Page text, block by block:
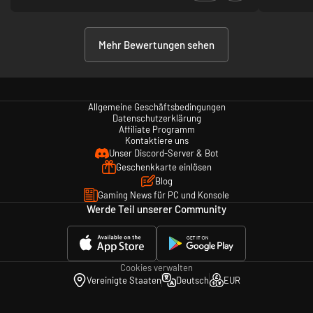
Mehr Bewertungen sehen
Allgemeine Geschäftsbedingungen
Datenschutzerklärung
Affiliate Programm
Kontaktiere uns
Unser Discord-Server & Bot
Geschenkkarte einlösen
Blog
Gaming News für PC und Konsole
Werde Teil unserer Community
Cookies verwalten
Vereinigte Staaten
Deutsch EUR